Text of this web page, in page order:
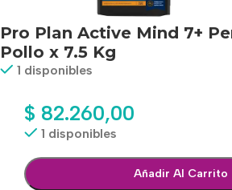
Pro Plan Active Mind 7+
Pollo x 7.5 Kg
1 disponibles
$ 82.260,00
1 disponibles
Añadir Al Carrito